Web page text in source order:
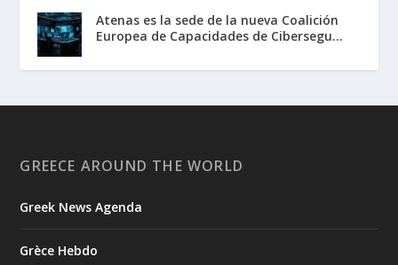
Atenas es la sede de la nueva Coalición
Europea de Capacidades de Cibersegu...
GREECE AROUND THE WORLD
Greek News Agenda
Grèce Hebdo